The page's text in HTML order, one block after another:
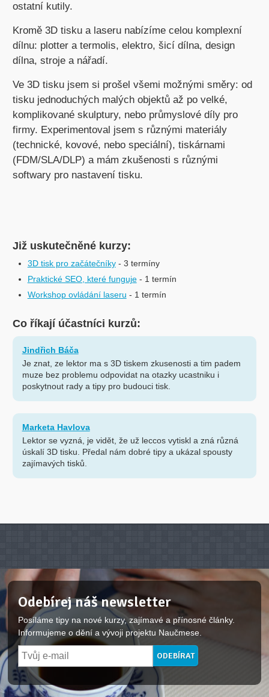
ostatní kutily.
Kromě 3D tisku a laseru nabízíme celou komplexní
dílnu: plotter a termolis, elektro, šicí dílna, design
dílna, stroje a nářadí.
Ve 3D tisku jsem si prošel všemi možnými směry: od
tisku jednoduchých malých objektů až po velké,
komplikované skulptury, nebo průmyslové díly pro
firmy. Experimentoval jsem s různými materiály
(technické, kovové, nebo speciální), tiskárnami
(FDM/SLA/DLP) a mám zkušenosti s různými
softwary pro nastavení tisku.
Již uskutečněné kurzy:
3D tisk pro začátečníky - 3 termíny
Praktické SEO, které funguje - 1 termín
Workshop ovládání laseru - 1 termín
Co říkají účastníci kurzů:
Jindřich Báča
Je znat, ze lektor ma s 3D tiskem zkusenosti a tim padem
muze bez problemu odpovidat na otazky ucastniku i
poskytnout rady a tipy pro budouci tisk.
Marketa Havlova
Lektor se vyzná, je vidět, že už leccos vytiskl a zná různá
úskalí 3D tisku. Předal nám dobré tipy a ukázal spousty
zajímavých tisků.
Odebírej náš newsletter
Posíláme tipy na nové kurzy, zajímavé a přínosné články.
Informujeme o dění a vývoji projektu Naučmese.